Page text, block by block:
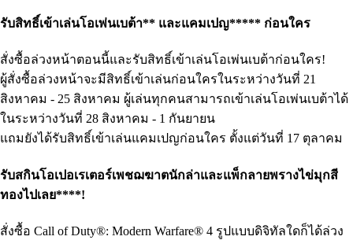
รับสิทธิ์เข้าเล่นโอเพ่นเบต้า** และแคมเปญ***** ก่อนใคร
สั่งซื้อล่วงหน้าตอนนี้และรับสิทธิ์เข้าเล่นโอเพ่นเบต้าก่อนใคร!
ผู้สั่งซื้อล่วงหน้าจะมีสิทธิ์เข้าเล่นก่อนใครในระหว่างวันที่ 21
สิงหาคม - 25 สิงหาคม ผู้เล่นทุกคนสามารถเข้าเล่นโอเพ่นเบต้าได้
ในระหว่างวันที่ 28 สิงหาคม - 1 กันยายน
แถมยังได้รับสิทธิ์เข้าเล่นแคมเปญก่อนใคร ตั้งแต่วันที่ 17 ตุลาคม
รับสกินโอเปอเรเตอร์เพชฌฆาตนักล่าและแพ็กลายพรางไข่มุกสี
ทองไปเลย****!
สั่งซื้อ Call of Duty®: Modern Warfare® 4 รูปแบบดิจิทัลใดก็ได้ล่วง